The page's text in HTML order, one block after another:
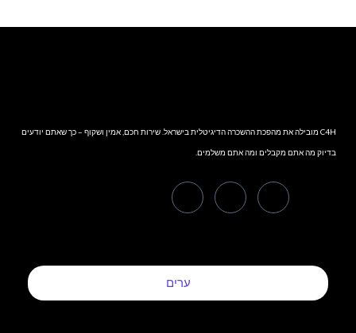
C4H מובילה את מהפכת ההשכרה הדיגיטלית בישראל. שירות חכם, אמין ושקוף – כך שאתם יודעים
בדיוק מה אתם מקבלים ומה אתם משלמים.
ערים